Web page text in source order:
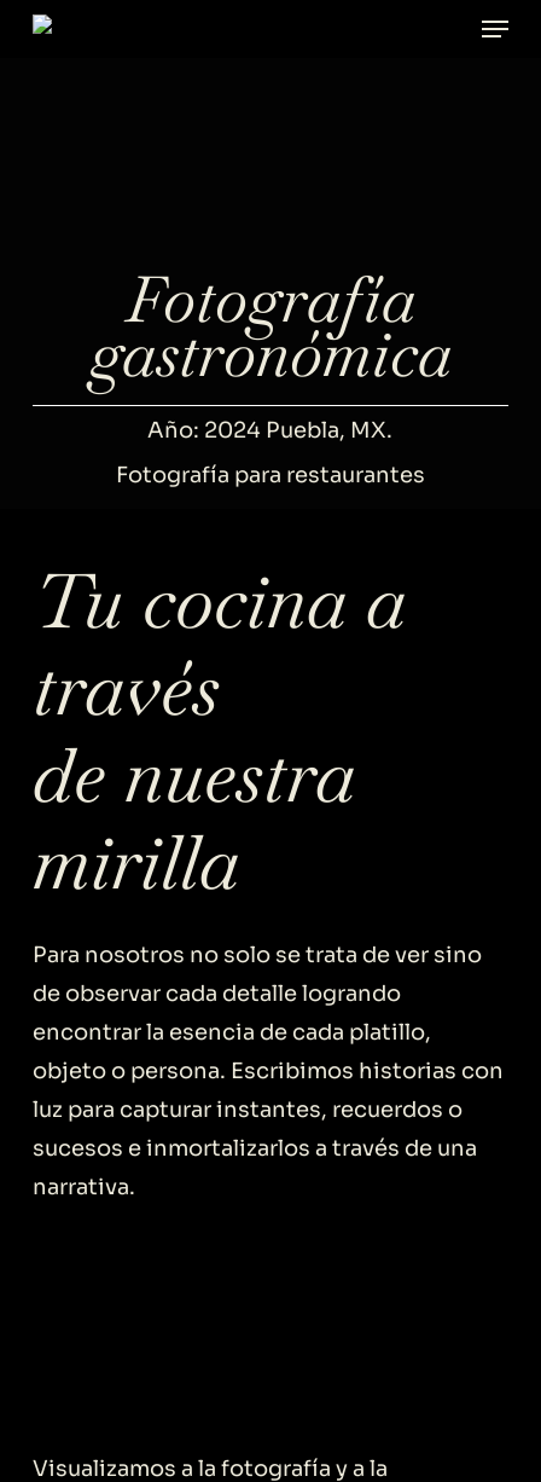
Skip
Fotografía
gastronómica
Año: 2024 Puebla, MX.
Fotografía para restaurantes
Tu cocina a
través
de nuestra
mirilla
Para nosotros no solo se trata de ver sino
de observar cada detalle logrando
encontrar la esencia de cada platillo,
objeto o persona. Escribimos historias con
luz para capturar instantes, recuerdos o
sucesos e inmortalizarlos a través de una
narrativa.
Visualizamos a la fotografía y a la